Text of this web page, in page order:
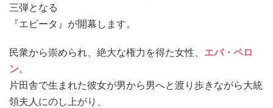
三弾となる
『エビータ』が開幕します。
民衆から崇められ、絶大な権力を得た女性、 エバ・ペロ
ン。
片田舎で生まれた彼女が男から男へと渡り歩きながら大統
領夫人にのし上がり、